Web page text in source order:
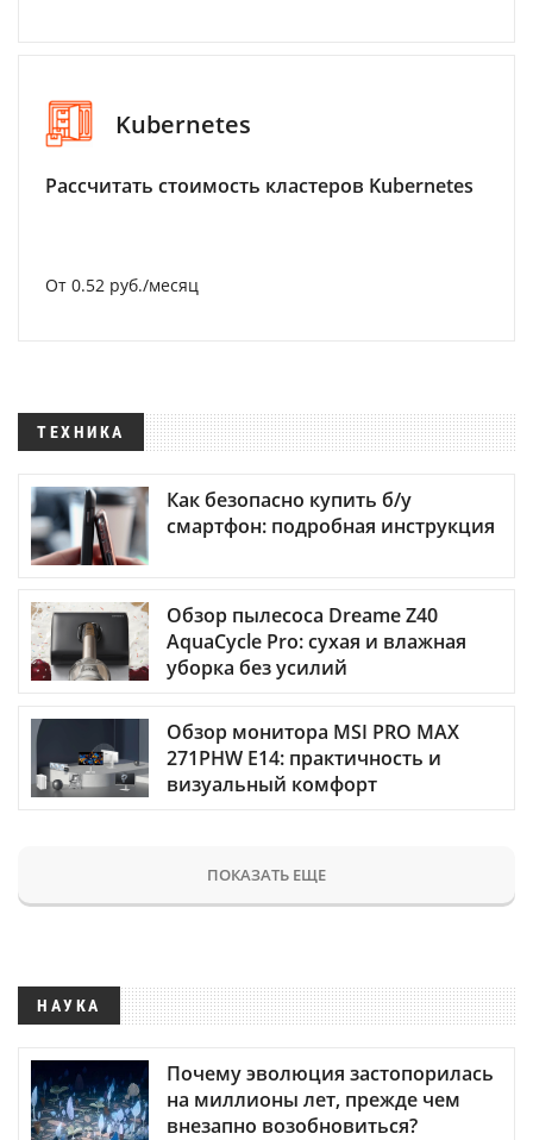
Kubernetes
Рассчитать стоимость кластеров Kubernetes
От 0.52 руб./месяц
ТЕХНИКА
Как безопасно купить б/у
смартфон: подробная инструкция
Обзор пылесоса Dreame Z40
AquaCycle Pro: сухая и влажная
уборка без усилий
Обзор монитора MSI PRO MAX
271PHW E14: практичность и
визуальный комфорт
ПОКАЗАТЬ ЕЩЕ
НАУКА
Почему эволюция застопорилась
на миллионы лет, прежде чем
внезапно возобновиться?